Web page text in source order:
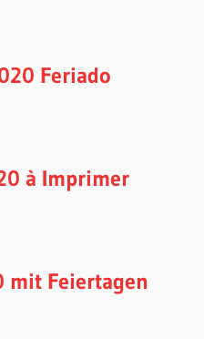
Feriado
à Imprimer
mit Feiertagen